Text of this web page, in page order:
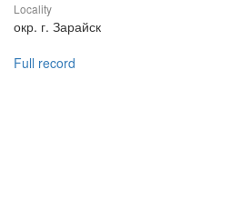
Locality
окр. г. Зарайск
Full record